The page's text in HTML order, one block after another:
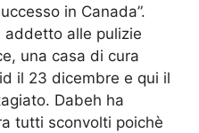
in Canada”.
addetto alle pulizie
una casa di cura
il 23 dicembre e qui il
Dabeh ha
tutti sconvolti poichè